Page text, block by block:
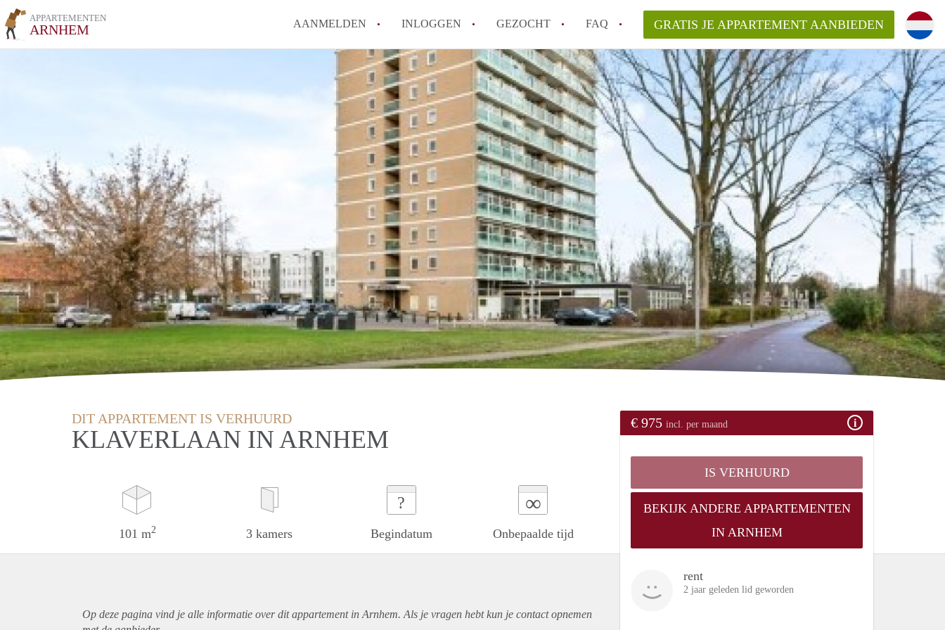
APPARTEMENTEN
ARNHEM AANMELDEN INLOGGEN GEZOCHT FAQ
How to translate AppartementenArnhem!
Wat is AppartementenArnhem?
Hoeveel kost het om te reageren op een Appartement in Arnhem?
Wat is de privacyverklaring van AppartementenArnhem?
Berekent AppartementenArnhem
makelaarsvergoeding/bemiddelingsvergoeding?
Alle veelgestelde vragen
GRATIS JE APPARTEMENT AANBIEDEN
DIT APPARTEMENT IS VERHUURD
KLAVERLAAN IN ARNHEM
101 m2 3 kamers
?
Begindatum
∞
Onbepaalde tijd
€ 975 incl. per maand
IS VERHUURD
BEKIJK ANDERE APPARTEMENTEN
IN ARNHEM
rent
2 jaar geleden lid geworden
Op deze pagina vind je alle informatie over ditappartementin Arnhem. Als je vragen hebt kun je contact opnemen